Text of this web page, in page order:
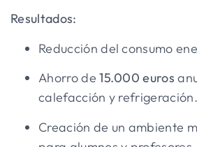
Resultados:
Reducción del consumo
Ahorro de15.000 euros
calefacción y refrigeración.
Creación de un ambiente